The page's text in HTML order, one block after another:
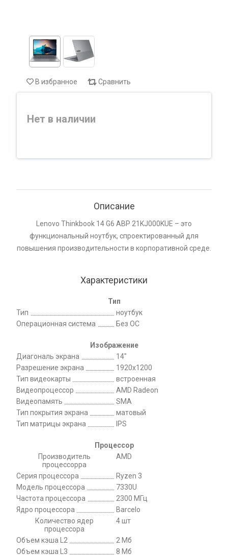
В избранное Сравнить
Нет в наличии
Описание
Lenovo Thinkbook 14 G6 ABP 21KJ000KUE – это
функциональный ноутбук, спроектированный для
повышения производительности в корпоративной среде.
Характеристики
Тип
Тип
ноутбук
Операционная система
Без ОС
Изображение
Диагональ экрана
14"
Разрешение экрана
1920x1200
Тип видеокарты
встроенная
Видеопроцессор
AMD Radeon
Видеопамять
SMA
Тип покрытия экрана
матовый
Тип матрицы экрана
IPS
Процессор
Производитель
процессорра
AMD
Серия процессора
Ryzen 3
Модель процессора
7330U
Частота процессора
2300 МГц
Ядро процессора
Barcelo
Количество ядер
процессора
4 шт
Объем кэша L2
2 Мб
Объем кэша L3
8 Мб